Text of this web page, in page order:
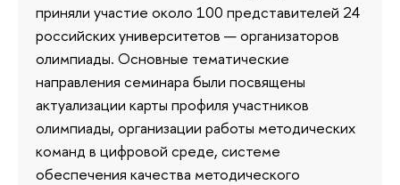
приняли участие около 100 представителей 24
российских университетов — организаторов
олимпиады. Основные тематические
направления семинара были посвящены
актуализации карты профиля участников
олимпиады, организации работы методических
команд в цифровой среде, системе
обеспечения качества методического